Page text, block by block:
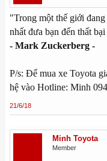
"Trong một thế giới
nhất đưa bạn đến thất
- Mark Zuckerberg -
P/s: Để mua xe Toyota
hệ vào Hotline: Minh
21/6/18
Minh Toyota
Member